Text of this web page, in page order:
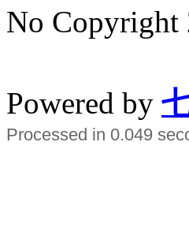
No Copyright
Powered by
Processed in 0.049